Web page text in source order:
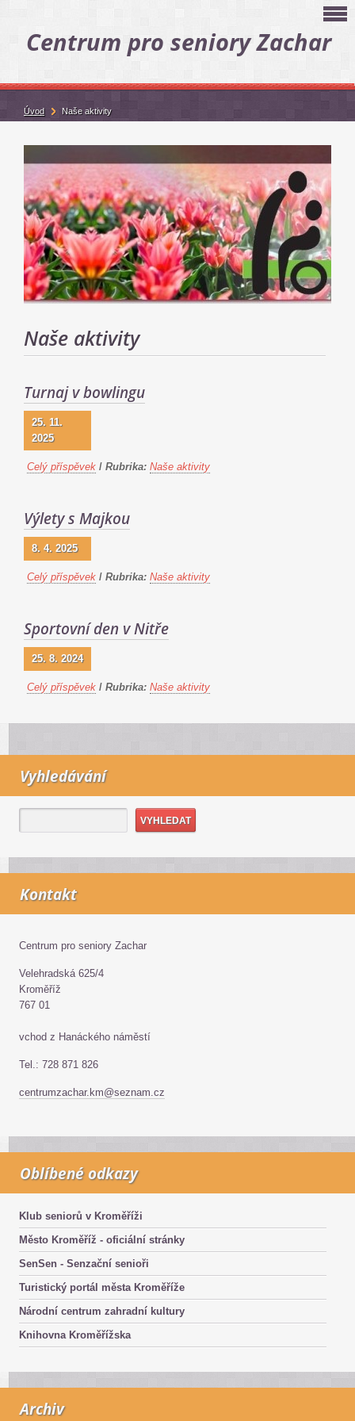
Centrum pro seniory Zachar
Naše aktivity
Turnaj v bowlingu
25. 11.
2025
Celý příspěvek / Rubrika: Naše aktivity
Výlety s Majkou
8. 4. 2025
Celý příspěvek / Rubrika: Naše aktivity
Sportovní den v Nitře
25. 8. 2024
Celý příspěvek / Rubrika: Naše aktivity
Vyhledávání
Kontakt
Centrum pro seniory Zachar
Velehradská 625/4
Kroměříž
767 01
vchod z Hanáckého náměstí
Tel.: 728 871 826
centrumzachar.km@seznam.cz
Oblíbené odkazy
Klub seniorů v Kroměříži
Město Kroměříž - oficiální stránky
SenSen - Senzační senioři
Turistický portál města Kroměříže
Národní centrum zahradní kultury
Knihovna Kroměřížska
Archiv
Úvod Naše aktivity